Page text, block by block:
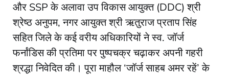
और SSP के अलावा उप विकास आयुक्त (DDC) श्री
श्रेष्ठ अनुपम, नगर आयुक्त श्री ऋतुराज प्रताप सिंह
सहित जिले के कई वरीय अधिकारियों ने स्व. जॉर्ज
फर्नांडिस की प्रतिमा पर पुष्पचक्र चढ़ाकर अपनी गहरी
श्रद्धा निवेदित की। पूरा माहौल ‘जॉर्ज साहब अमर रहें’ के